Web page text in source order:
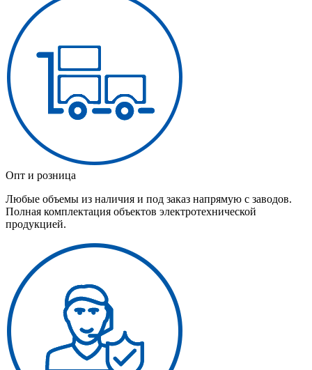
Опт и розница
Любые объемы из наличия и под заказ напрямую с заводов.
Полная комплектация объектов электротехнической
продукцией.